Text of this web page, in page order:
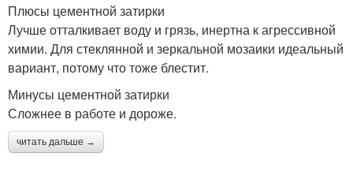
Плюсы цементной затирки
Лучше отталкивает воду и грязь, инертна к агрессивной
химии. Для стеклянной и зеркальной мозаики идеальный
вариант, потому что тоже блестит.
Минусы цементной затирки
Сложнее в работе и дороже.
читать дальше →